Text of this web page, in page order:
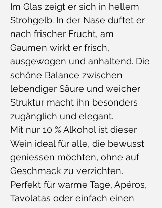
Im Glas zeigt er sich in hellem
Strohgelb. In der Nase duftet er
nach frischer Frucht, am
Gaumen wirkt er frisch,
ausgewogen und anhaltend. Die
schöne Balance zwischen
lebendiger Säure und weicher
Struktur macht ihn besonders
zugänglich und elegant.
Mit nur 10 % Alkohol ist dieser
Wein ideal für alle, die bewusst
geniessen möchten, ohne auf
Geschmack zu verzichten.
Perfekt für warme Tage, Apéros,
Tavolatas oder einfach einen